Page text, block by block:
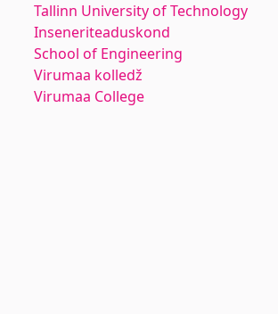
Tallinn University of Technology
Inseneriteaduskond
School of Engineering
Virumaa kolledž
Virumaa College